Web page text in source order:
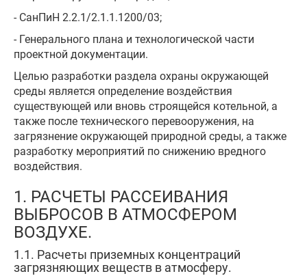
- СанПиН 2.2.1/2.1.1.1200/03;
- Генерального плана и технологической части
проектной документации.
Целью разработки раздела охраны окружающей
среды является определение воздействия
существующей или вновь строящейся котельной, а
также после технического перевооружения, на
загрязнение окружающей природной среды, а также
разработку мероприятий по снижению вредного
воздействия.
1. РАСЧЕТЫ РАССЕИВАНИЯ
ВЫБРОСОВ В АТМОСФЕРОМ
ВОЗДУХЕ.
1.1. Расчеты приземных концентраций
загрязняющих веществ в атмосферу.